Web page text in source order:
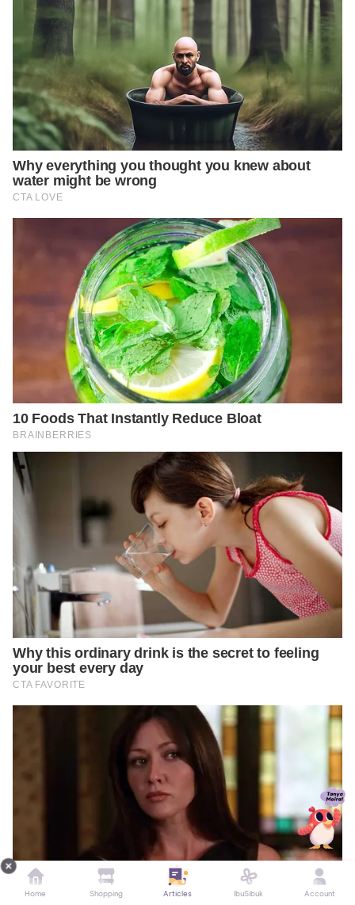
Home Shopping Articles IbuSibuk Account